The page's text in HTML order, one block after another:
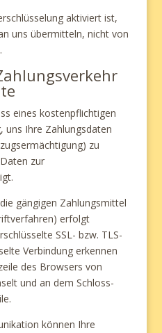
aktiviert ist,
uns übermitteln, nicht von
eines kostenpflichtigen
uns Ihre Zahlungsdaten
zu
zur
gängigen Zahlungsmittel
erfolgt
SSL- bzw. TLS-
Verbindung erkennen
des Browsers von
und an dem Schloss-
können Ihre